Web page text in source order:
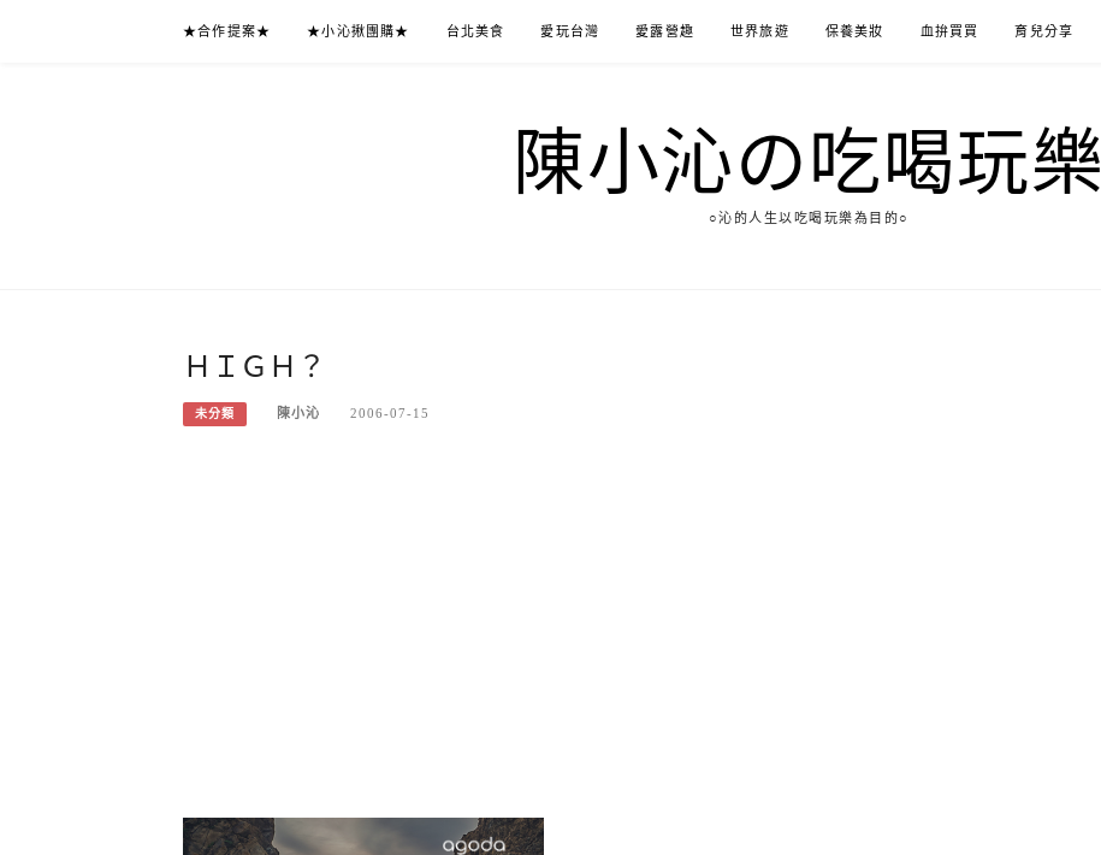
★合作提案★ ★小沁揪團購★ 台北美食 愛玩台灣 愛露營趣 世界旅遊 保養美妝 血拚買買 育兒分享
陳小沁の吃喝玩樂
○沁的人生以吃喝玩樂為目的○
ＨＩＧＨ？
未分類 陳小沁 2006-07-15